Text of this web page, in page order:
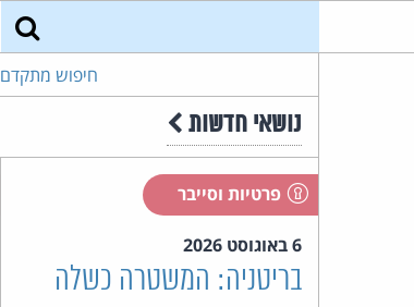
חיפוש מתקדם
נושאי חדשות
פרטיות וסייבר
6 באוגוסט 2026
בריטניה: המשטרה כשלה